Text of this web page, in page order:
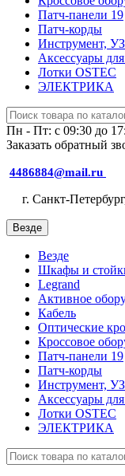
Патч-панели 19
Патч-корды
Инструмент,
Аксессуары
Лотки OSTEC
ЭЛЕКТРИКА
Пн - Пт: с 09:30 до
Заказать обратный
4486884@mail.ru
г. Санкт-
Везде
Везде
Шкафы и
Legrand
Активное
Кабель
Оптические
Кроссовое
Патч-панели 19
Патч-корды
Инструмент,
Аксессуары
Лотки OSTEC
ЭЛЕКТРИКА